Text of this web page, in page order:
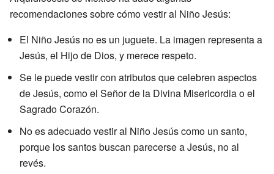
recomendaciones sobre cómo vestir al Niño Jesús:
El Niño Jesús no es un juguete. La imagen representa a
Jesús, el Hijo de Dios, y merece respeto.
Se le puede vestir con atributos que celebren aspectos
de Jesús, como el Señor de la Divina Misericordia o el
Sagrado Corazón.
No es adecuado vestir al Niño Jesús como un santo,
porque los santos buscan parecerse a Jesús, no al
revés.